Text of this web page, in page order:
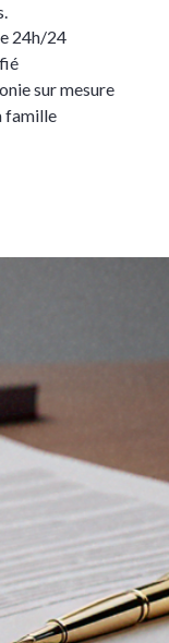
24h/24
sur mesure
famille